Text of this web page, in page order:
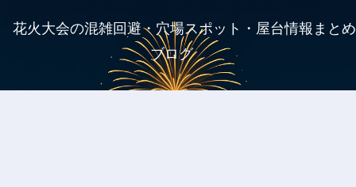
花火大会の混雑回避・穴場スポット・屋台情報まとめ
ブログ